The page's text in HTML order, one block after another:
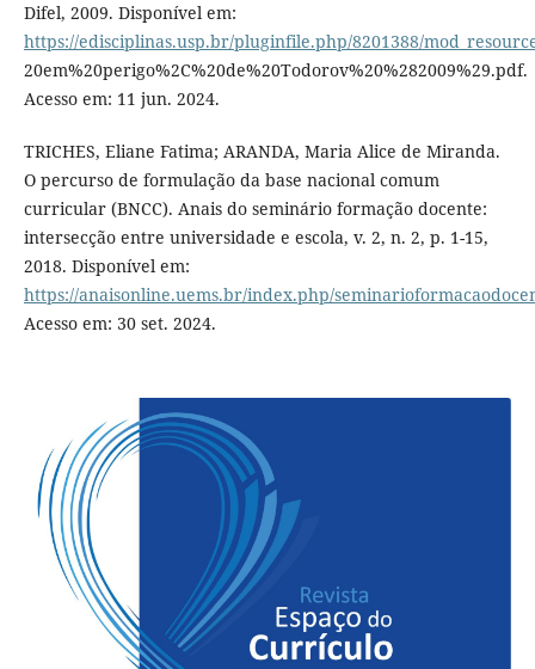
Difel, 2009. Disponível em:
https://edisciplinas.usp.br/pluginfile.php/8201388/
20em%20perigo%2C%20de%20Todorov%20%282009%29.pdf.
Acesso em: 11 jun. 2024.
TRICHES, Eliane Fatima; ARANDA, Maria Alice de Miranda.
O percurso de formulação da base nacional comum
curricular (BNCC). Anais do seminário formação docente:
intersecção entre universidade e escola, v. 2, n. 2, p. 1-15,
2018. Disponível em:
https://anaisonline.uems.br/index.php/
Acesso em: 30 set. 2024.